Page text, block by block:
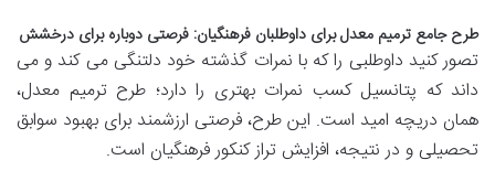
طرح جامع ترمیم معدل برای داوطلبان فرهنگیان: فرصتی دوباره برای درخشش
تصور کنید داوطلبی را که با نمرات گذشته خود دلتنگی می کند و می
داند که پتانسیل کسب نمرات بهتری را دارد؛ طرح ترمیم معدل،
همان دریچه امید است. این طرح، فرصتی ارزشمند برای بهبود سوابق
تحصیلی و در نتیجه، افزایش تراز کنکور فرهنگیان است.